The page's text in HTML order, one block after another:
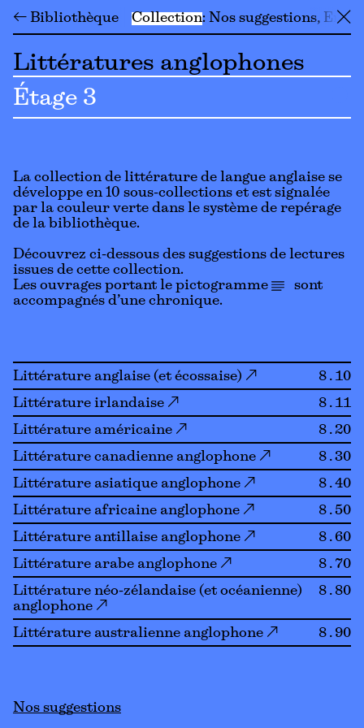
← Bibliothèque Collection Nos suggestions En╳
Littératures anglophones
Étage 3
La collection de littérature de langue anglaise se
développe en 10 sous-collections et est signalée
par la couleur verte dans le système de repérage
de la bibliothèque.
Découvrez ci-dessous des suggestions de lectures
issues de cette collection.
Les ouvrages portant le pictogramme
sont
accompagnés d’une chronique.
Littérature anglaise (et écossaise) ↗ 8.10
Littérature irlandaise ↗ 8.11
Littérature américaine ↗ 8.20
Littérature canadienne anglophone ↗ 8.30
Littérature asiatique anglophone ↗ 8.40
Littérature africaine anglophone ↗ 8.50
Littérature antillaise anglophone ↗ 8.60
Littérature arabe anglophone ↗ 8.70
Littérature néo-zélandaise (et océanienne)
anglophone ↗
8.80
Littérature australienne anglophone ↗ 8.90
Nos suggestions